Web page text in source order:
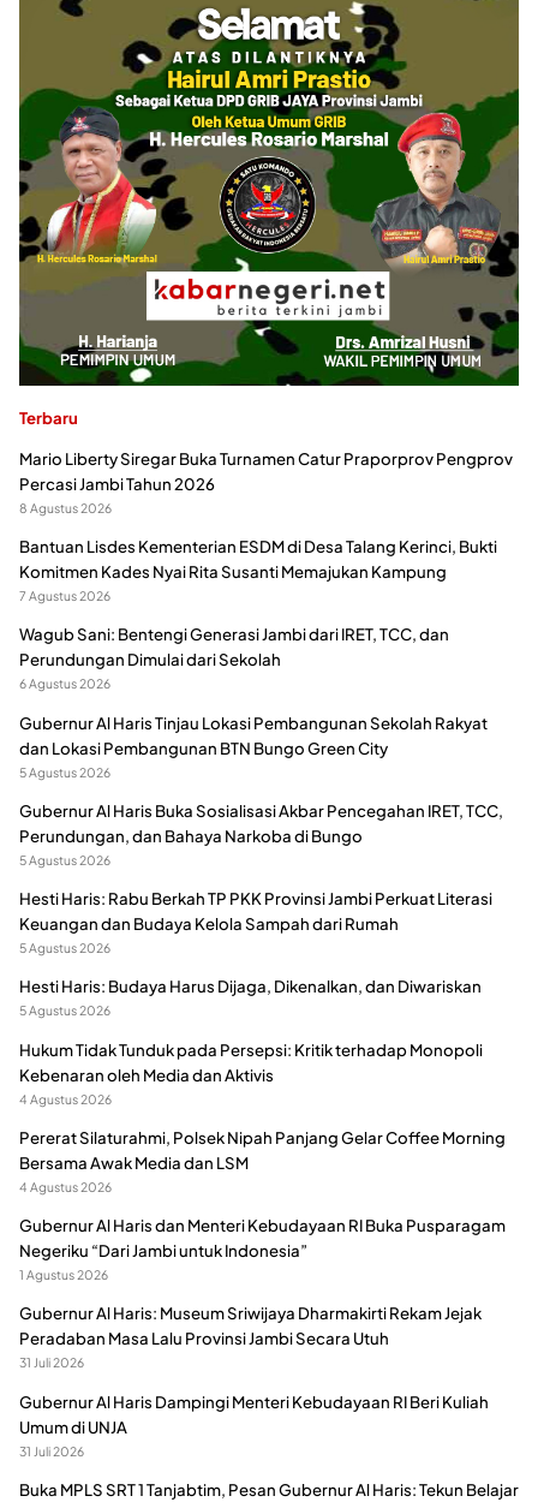
Terbaru
Mario Liberty Siregar Buka Turnamen Catur Praporprov Pengprov
Percasi Jambi Tahun 2026
8 Agustus 2026
Bantuan Lisdes Kementerian ESDM di Desa Talang Kerinci, Bukti
Komitmen Kades Nyai Rita Susanti Memajukan Kampung
7 Agustus 2026
Wagub Sani: Bentengi Generasi Jambi dari IRET, TCC, dan
Perundungan Dimulai dari Sekolah
6 Agustus 2026
Gubernur Al Haris Tinjau Lokasi Pembangunan Sekolah Rakyat
dan Lokasi Pembangunan BTN Bungo Green City
5 Agustus 2026
Gubernur Al Haris Buka Sosialisasi Akbar Pencegahan IRET, TCC,
Perundungan, dan Bahaya Narkoba di Bungo
5 Agustus 2026
Hesti Haris: Rabu Berkah TP PKK Provinsi Jambi Perkuat Literasi
Keuangan dan Budaya Kelola Sampah dari Rumah
5 Agustus 2026
Hesti Haris: Budaya Harus Dijaga, Dikenalkan, dan Diwariskan
5 Agustus 2026
Hukum Tidak Tunduk pada Persepsi: Kritik terhadap Monopoli
Kebenaran oleh Media dan Aktivis
4 Agustus 2026
Pererat Silaturahmi, Polsek Nipah Panjang Gelar Coffee Morning
Bersama Awak Media dan LSM
4 Agustus 2026
Gubernur Al Haris dan Menteri Kebudayaan RI Buka Pusparagam
Negeriku “Dari Jambi untuk Indonesia”
1 Agustus 2026
Gubernur Al Haris: Museum Sriwijaya Dharmakirti Rekam Jejak
Peradaban Masa Lalu Provinsi Jambi Secara Utuh
31 Juli 2026
Gubernur Al Haris Dampingi Menteri Kebudayaan RI Beri Kuliah
Umum di UNJA
31 Juli 2026
Buka MPLS SRT 1 Tanjabtim, Pesan Gubernur Al Haris: Tekun Belajar